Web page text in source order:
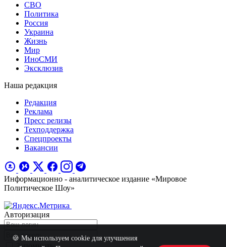
СВО
Политика
Россия
Украина
Жизнь
Мир
ИноСМИ
Эксклюзив
Наша редакция
Редакция
Реклама
Пресс релизы
Техподдержка
Спецпроекты
Вакансии
Информационно - аналитическое издание «Мировое
Политическое Шоу»
Авторизация
🍪 Мы используем cookie для улучшения